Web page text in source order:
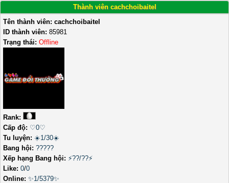
Thành viên cachchoibaitel
Tên thành viên: cachchoibaitel
ID thành viên: 85981
Trạng thái: Offline
Rank:
Cấp độ: ♡0♡
Tu luyện: ☀️1/30☀️
Bang hội: ?????
Xếp hạng Bang hội: ⚡??/??⚡
Like: 0/0
Online: ✨1/5379✨